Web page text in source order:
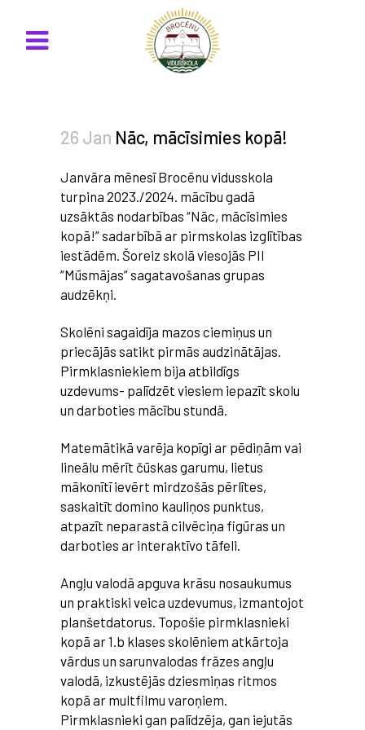
26 Jan Nāc, mācīsimies kopā!
Janvāra mēnesī Brocēnu vidusskola
turpina 2023./2024. mācību gadā
uzsāktās nodarbības “Nāc, mācīsimies
kopā!” sadarbībā ar pirmskolas izglītības
iestādēm. Šoreiz skolā viesojās PII
“Mūsmājas” sagatavošanas grupas
audzēkņi.
Skolēni sagaidīja mazos ciemiņus un
priecājās satikt pirmās audzinātājas.
Pirmklasniekiem bija atbildīgs
uzdevums- palīdzēt viesiem iepazīt skolu
un darboties mācību stundā.
Matemātikā varēja kopīgi ar pēdiņām vai
lineālu mērīt čūskas garumu, lietus
mākonītī ievērt mirdzošās pērlītes,
saskaitīt domino kauliņos punktus,
atpazīt neparastā cilvēciņa figūras un
darboties ar interaktīvo tāfeli.
Angļu valodā apguva krāsu nosaukumus
un praktiski veica uzdevumus, izmantojot
planšetdatorus. Topošie pirmklasnieki
kopā ar 1.b klases skolēniem atkārtoja
vārdus un sarunvalodas frāzes angļu
valodā, izkustējās dziesmiņas ritmos
kopā ar multfilmu varoņiem.
Pirmklasnieki gan palīdzēja, gan iejutās